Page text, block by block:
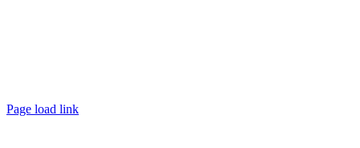
Page load link